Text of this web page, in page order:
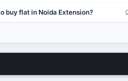
buy flat in Noida Extension?